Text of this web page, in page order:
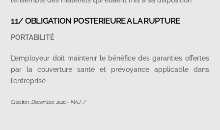
11/ OBLIGATION POSTERIEURE A LA RUPTURE
PORTABILITÉ
L’employeur doit maintenir le bénéfice des garanties offertes
par la couverture santé et prévoyance applicable dans
l’entreprise
Création : Décembre 2020 – MAJ : /